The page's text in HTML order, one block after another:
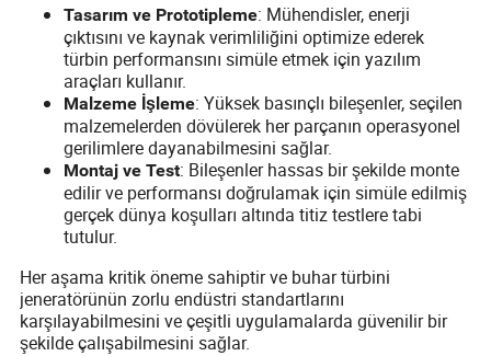
Tasarım ve Prototipleme: Mühendisler, enerji
çıktısını ve kaynak verimliliğini optimize ederek
türbin performansını simüle etmek için yazılım
araçları kullanır.
Malzeme İşleme: Yüksek basınçlı bileşenler, seçilen
malzemelerden dövülerek her parçanın operasyonel
gerilimlere dayanabilmesini sağlar.
Montaj ve Test: Bileşenler hassas bir şekilde monte
edilir ve performansı doğrulamak için simüle edilmiş
gerçek dünya koşulları altında titiz testlere tabi
tutulur.
Her aşama kritik öneme sahiptir ve buhar türbini
jeneratörünün zorlu endüstri standartlarını
karşılayabilmesini ve çeşitli uygulamalarda güvenilir bir
şekilde çalışabilmesini sağlar.